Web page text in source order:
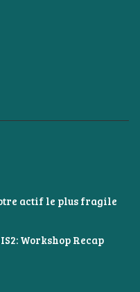
actif le plus fragile
Workshop Recap